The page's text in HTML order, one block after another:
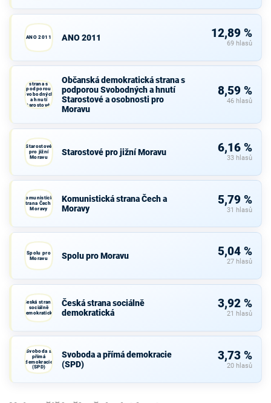
ANO 2011 ANO 2011 12,89 %
69 hlasů
strana s
podporou
Svobodných
a hnutí
Starostové a
osobnosti
Občanská demokratická strana s
podporou Svobodných a hnutí
Starostové a osobnosti pro
Moravu
8,59 %
46 hlasů
Starostové
pro jižní
Moravu
Starostové pro jižní Moravu 6,16 %
33 hlasů
Komunistická
strana Čech a
Moravy
Komunistická strana Čech a
Moravy
5,79 %
31 hlasů
Spolu pro
Moravu
Spolu pro Moravu 5,04 %
27 hlasů
Česká strana
sociálně
demokratická
Česká strana sociálně
demokratická
3,92 %
21 hlasů
Svoboda a
přímá
demokracie
(SPD)
Svoboda a přímá demokracie
(SPD)
3,73 %
20 hlasů